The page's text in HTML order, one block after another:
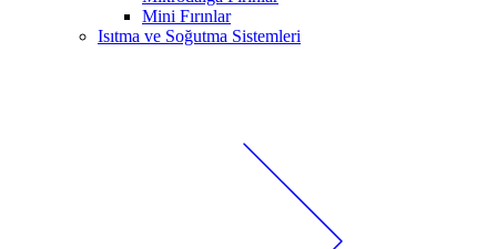
Mini Fırınlar
Isıtma ve Soğutma Sistemleri